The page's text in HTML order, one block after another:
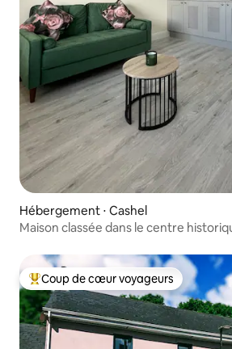
Hébergement ⋅ Cashel
Maison classée dans le centre
Coups de cœur voyageurs les plus
Coup de cœur voyageurs